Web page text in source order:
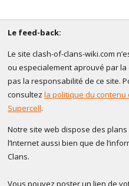
Le feed-back:
Le site clash-of-clans-wiki.com
ou especialement aprouvé par
pas la responsabilité de ce site.
consultez la politique du contenu
Supercell.
Notre site web dispose des
l’Internet aussi bien que de
Clans.
Vous pouvez poster un lien de